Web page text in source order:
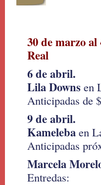
30 de marzo
Real
6 de abril.
Lila Downs en
Anticipadas de
9 de abril.
Kameleba en
Anticipadas
Marcela
Entredas: